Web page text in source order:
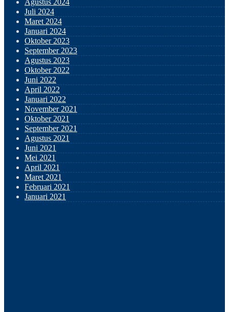
Agustus 2024
Juli 2024
Maret 2024
Januari 2024
Oktober 2023
September 2023
Agustus 2023
Oktober 2022
Juni 2022
April 2022
Januari 2022
November 2021
Oktober 2021
September 2021
Agustus 2021
Juni 2021
Mei 2021
April 2021
Maret 2021
Februari 2021
Januari 2021